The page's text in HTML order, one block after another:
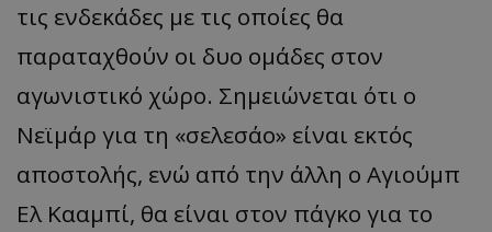
τις ενδεκάδες με τις οποίες θα
παραταχθούν οι δυο ομάδες στον
αγωνιστικό χώρο. Σημειώνεται ότι ο
Νεϊμάρ για τη «σελεσάο» είναι εκτός
αποστολής, ενώ από την άλλη ο Αγιούμπ
Ελ Κααμπί, θα είναι στον πάγκο για το